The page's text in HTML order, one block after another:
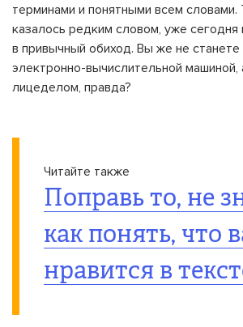
терминами и понятными всем словами.
казалось редким словом, уже сегодня
в привычный обиход. Вы же не станете
электронно-вычислительной
лицеделом, правда?
Читайте также
Поправь то, не
как понять, что
нравится в